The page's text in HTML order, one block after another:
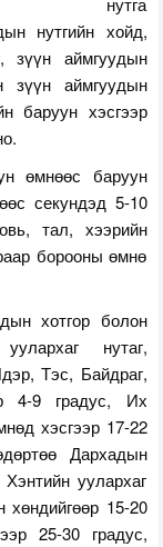
нутгийн хойд,
зүүн аймгуудын
зүүн аймгуудын
баруун хэсгээр
өмнөөс баруун
секундэд 5-10
тал, хээрийн
борооны өмнө
хотгор болон
нутаг,
Тэс, Байдраг,
4-9 градус, Их
хэсгээр 17-22
Дархадын
уулархаг
хөндийгөөр 15-20
25-30 градус,